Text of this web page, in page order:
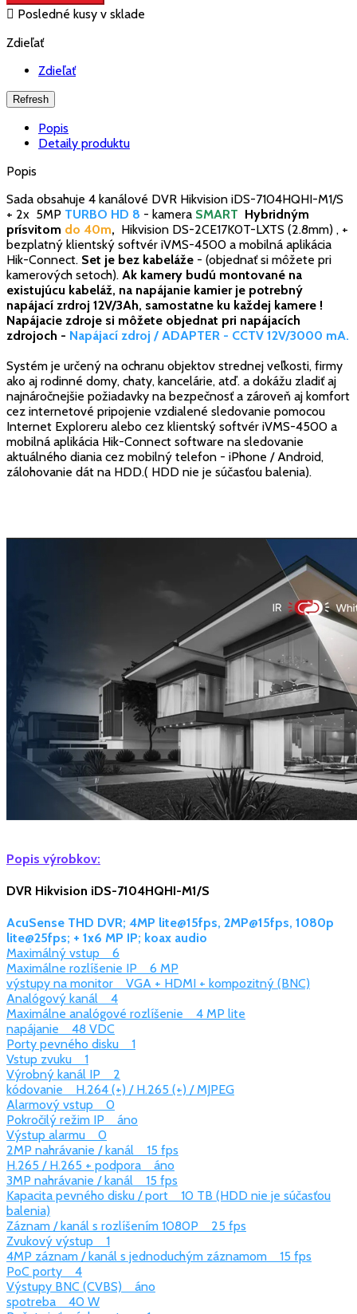
 Posledné kusy v sklade
Zdieľať
Zdieľať
Popis
Detaily produktu
Popis
Sada obsahuje 4 kanálové DVR Hikvision iDS-7104HQHI-M1/S
+ 2x 5MP TURBO HD 8 - kamera SMART Hybridným
prísvitom do 40m, Hikvision DS-2CE17K0T-LXTS (2.8mm) , +
bezplatný klientský softvér iVMS-4500 a mobilná aplikácia
Hik-Connect. Set je bez kabeláže - (objednať si môžete pri
kamerových setoch). Ak kamery budú montované na
existujúcu kabeláž, na napájanie kamier je potrebný
napájací zrdroj 12V/3Ah, samostatne ku každej kamere !
Napájacie zdroje si môžete objednat pri napájacích
zdrojoch - Napájací zdroj / ADAPTER - CCTV 12V/3000 mA.
Systém je určený na ochranu objektov strednej veľkosti, firmy
ako aj rodinné domy, chaty, kancelárie, atď. a dokážu zladiť aj
najnáročnejšie požiadavky na bezpečnosť a zároveň aj komfort
cez internetové pripojenie vzdialené sledovanie pomocou
Internet Exploreru alebo cez klientský softvér iVMS-4500 a
mobilná aplikácia Hik-Connect software na sledovanie
aktuálného diania cez mobilný telefon - iPhone / Android,
zálohovanie dát na HDD.( HDD nie je súčasťou balenia).
Popis výrobkov:
DVR Hikvision iDS-7104HQHI-M1/S
AcuSense THD DVR; 4MP lite@15fps, 2MP@15fps, 1080p
lite@25fps; + 1x6 MP IP; koax audio
Maximálný vstup 6
Maximálne rozlíšenie IP 6 MP
výstupy na monitor VGA + HDMI + kompozitný (BNC)
Analógový kanál 4
Maximálne analógové rozlíšenie 4 MP lite
napájanie 48 VDC
Porty pevného disku 1
Vstup zvuku 1
Výrobný kanál IP 2
kódovanie H.264 (+) / H.265 (+) / MJPEG
Alarmový vstup 0
Pokročilý režim IP áno
Výstup alarmu 0
2MP nahrávanie / kanál 15 fps
H.265 / H.265 + podpora áno
3MP nahrávanie / kanál 15 fps
Kapacita pevného disku / port 10 TB (HDD nie je súčasťou
balenia)
Záznam / kanál s rozlíšením 1080P 25 fps
Zvukový výstup 1
4MP záznam / kanál s jednoduchým záznamom 15 fps
PoC porty 4
Výstupy BNC (CVBS) áno
spotreba 40 W